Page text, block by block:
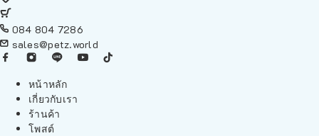
084 804 7286
sales@petz.world
หน้าหลัก
เกี่ยวกับเรา
ร้านค้า
โพสต์